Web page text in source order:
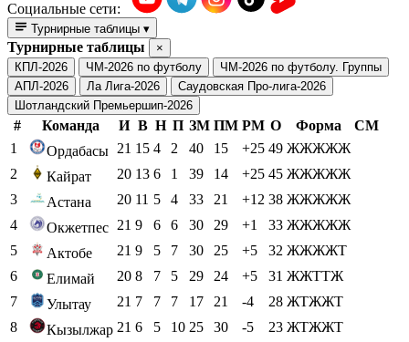
Социальные сети:
Турнирные таблицы ▾
Турнирные таблицы
×
КПЛ-2026
ЧМ-2026 по футболу
ЧМ-2026 по футболу. Группы
АПЛ-2026
Ла Лига-2026
Саудовская Про-лига-2026
Шотландский Премьершип-2026
# Команда И В Н П ЗМ ПМ РМ О Форма
СМ
1
Ордабасы 21 15 4 2 40 15 +25 49 ЖЖЖЖЖ
2
Кайрат 20 13 6 1 39 14 +25 45 ЖЖЖЖЖ
3
Астана 20 11 5 4 33 21 +12 38 ЖЖЖЖЖ
4
Окжетпес 21 9 6 6 30 29 +1 33 ЖЖЖЖЖ
5
Актобе 21 9 5 7 30 25 +5 32 ЖЖЖЖТ
6
Елимай 20 8 7 5 29 24 +5 31 ЖЖТТЖ
7
Улытау 21 7 7 7 17 21 -4 28 ЖТЖЖТ
8
Кызылжар 21 6 5 10 25 30 -5 23 ЖТЖЖТ